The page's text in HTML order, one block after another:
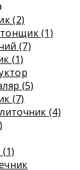
(2)
(1)
(7)
(1)
(5)
(7)
(4)